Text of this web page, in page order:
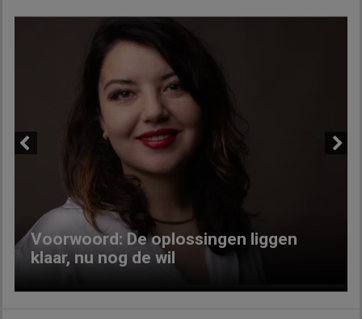
Voorwoord: De oplossingen liggen
klaar, nu nog de wil